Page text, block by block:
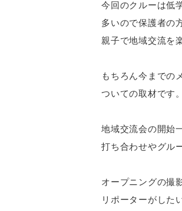
今回のクルーは低
多いので保護者の
親子で地域交流を
もちろん今までの
ついての取材です。
地域交流会の開始
打ち合わせやグル
オープニングの撮
リポーターがした